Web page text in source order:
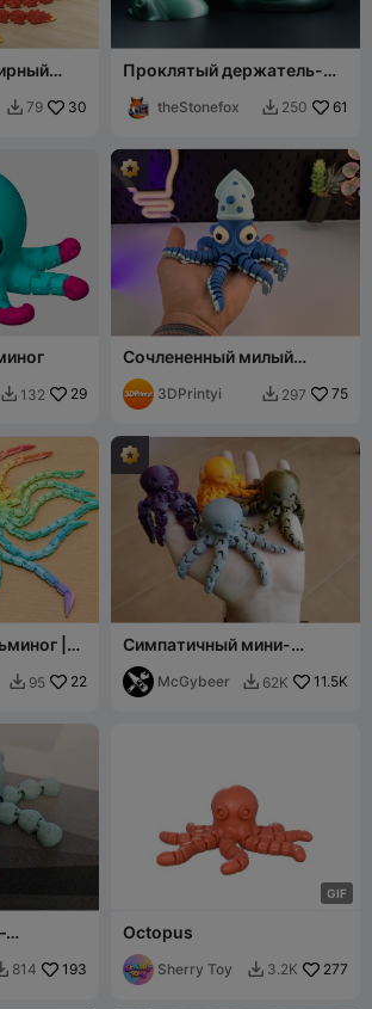
 79 30
Проклятый держатель-
PS5 theStonefox  250 61
 132 29
Сочлененный милый
осьминог
3DPrintyi  297 75
|
 95 22
Симпатичный мини-
осьминог
McGybeer  62K 11.5K
814 193
GIF
Octopus
Sherry Toy  3.2K 277